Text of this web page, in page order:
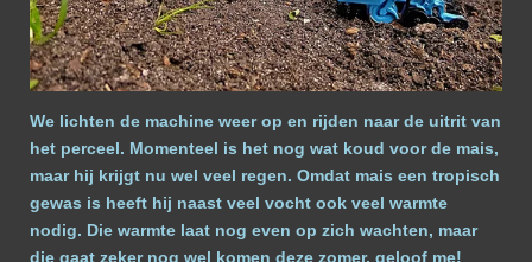
We lichten de machine weer op en rijden naar de uitrit van
het perceel. Momenteel is het nog wat koud voor de mais,
maar hij krijgt nu wel veel regen. Omdat mais een tropisch
gewas is heeft hij naast veel vocht ook veel warmte
nodig. Die warmte laat nog even op zich wachten, maar
die gaat zeker nog wel komen deze zomer, geloof me!